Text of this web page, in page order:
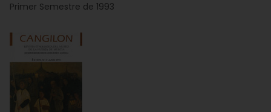
Primer Semestre de 1993